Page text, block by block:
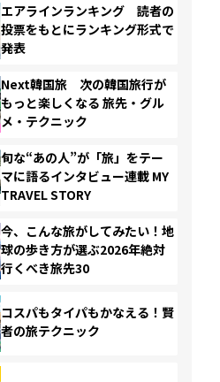
エアラインランキング 読者の
投票をもとにランキング形式で
発表
Next韓国旅 次の韓国旅行が
もっと楽しくなる 旅先・グル
メ・テクニック
旬な“あの人”が「旅」をテー
マに語るインタビュー連載 MY
TRAVEL STORY
今、こんな旅がしてみたい！地
球の歩き方が選ぶ2026年絶対
行くべき旅先30
コスパもタイパもかなえる！賢
者の旅テクニック